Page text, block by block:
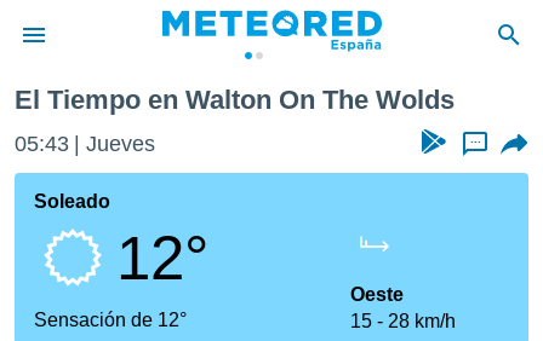
de
por
que se
calidad.
a este
las
El Tiempo en Walton On The Wolds
05:43 Jueves ...
Soleado
12°
Sensación de 12°
Oeste
15
28 km/h